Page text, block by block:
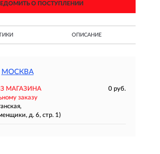
О ПОСТУПЛЕНИИ
ОПИСАНИЕ
МОСКВА
МАГАЗИНА
0 руб.
заказу
д. 6, стр. 1)